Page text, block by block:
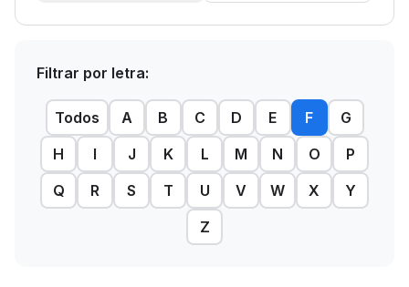
Filtrar por letra:
Todos A B C D E F
G
H
I J K L M N O
P
Q
R S T U V W X
Y
Z